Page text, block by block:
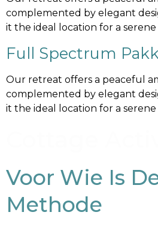
complemented by elegant
it the ideal location for a serene
Full Spectrum
Our retreat offers a peaceful
complemented by elegant
it the ideal location for a serene
Voor Wie Is
Methode